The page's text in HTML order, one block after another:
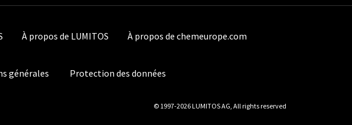
À propos de LUMITOS À propos de chemeurope.com
générales Protection des données
© 1997-2026 LUMITOS AG, All rights reserved